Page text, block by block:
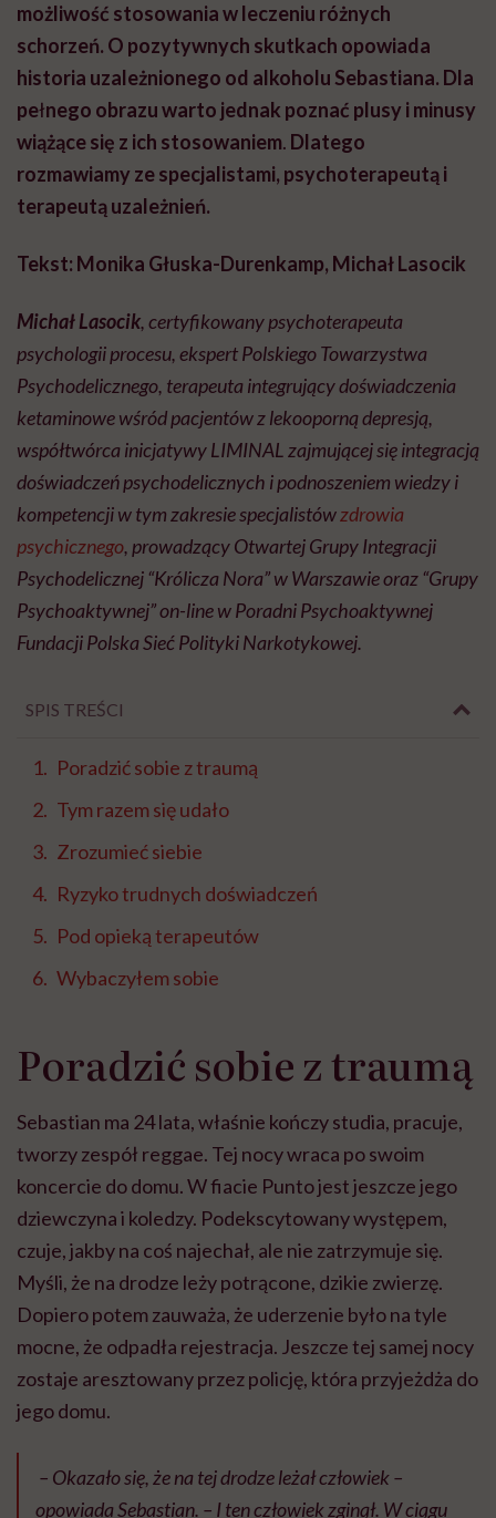
możliwość stosowania w leczeniu różnych
schorzeń. O pozytywnych skutkach opowiada
historia uzależnionego od alkoholu Sebastiana. Dla
pełnego obrazu warto jednak poznać plusy i minusy
wiążące się z ich stosowaniem. Dlatego
rozmawiamy ze specjalistami, psychoterapeutą i
terapeutą uzależnień.
Tekst: Monika Głuska-Durenkamp, Michał Lasocik
Michał Lasocik, certyfikowany psychoterapeuta
psychologii procesu, ekspert Polskiego Towarzystwa
Psychodelicznego, terapeuta integrujący doświadczenia
ketaminowe wśród pacjentów z lekooporną depresją,
współtwórca inicjatywy LIMINAL zajmującej się integracją
doświadczeń psychodelicznych i podnoszeniem wiedzy i
kompetencji w tym zakresie specjalistówzdrowia
psychicznego, prowadzący Otwartej Grupy Integracji
Psychodelicznej “Królicza Nora” w Warszawie oraz “Grupy
Psychoaktywnej” on-line w Poradni Psychoaktywnej
Fundacji Polska Sieć Polityki Narkotykowej.
SPIS TREŚCI
Poradzić sobie z traumą
Tym razem się udało
Zrozumieć siebie
Ryzyko trudnych doświadczeń
Pod opieką terapeutów
Wybaczyłem sobie
Poradzić sobie z traumą
Sebastian ma 24 lata, właśnie kończy studia, pracuje,
tworzy zespół reggae. Tej nocy wraca po swoim
koncercie do domu. W fiacie Punto jest jeszcze jego
dziewczyna i koledzy. Podekscytowany występem,
czuje, jakby na coś najechał, ale nie zatrzymuje się.
Myśli, że na drodze leży potrącone, dzikie zwierzę.
Dopiero potem zauważa, że uderzenie było na tyle
mocne, że odpadła rejestracja. Jeszcze tej samej nocy
zostaje aresztowany przez policję, która przyjeżdża do
jego domu.
– Okazało się, że na tej drodze leżał człowiek –
opowiada Sebastian. – I ten człowiek zginął. W ciągu